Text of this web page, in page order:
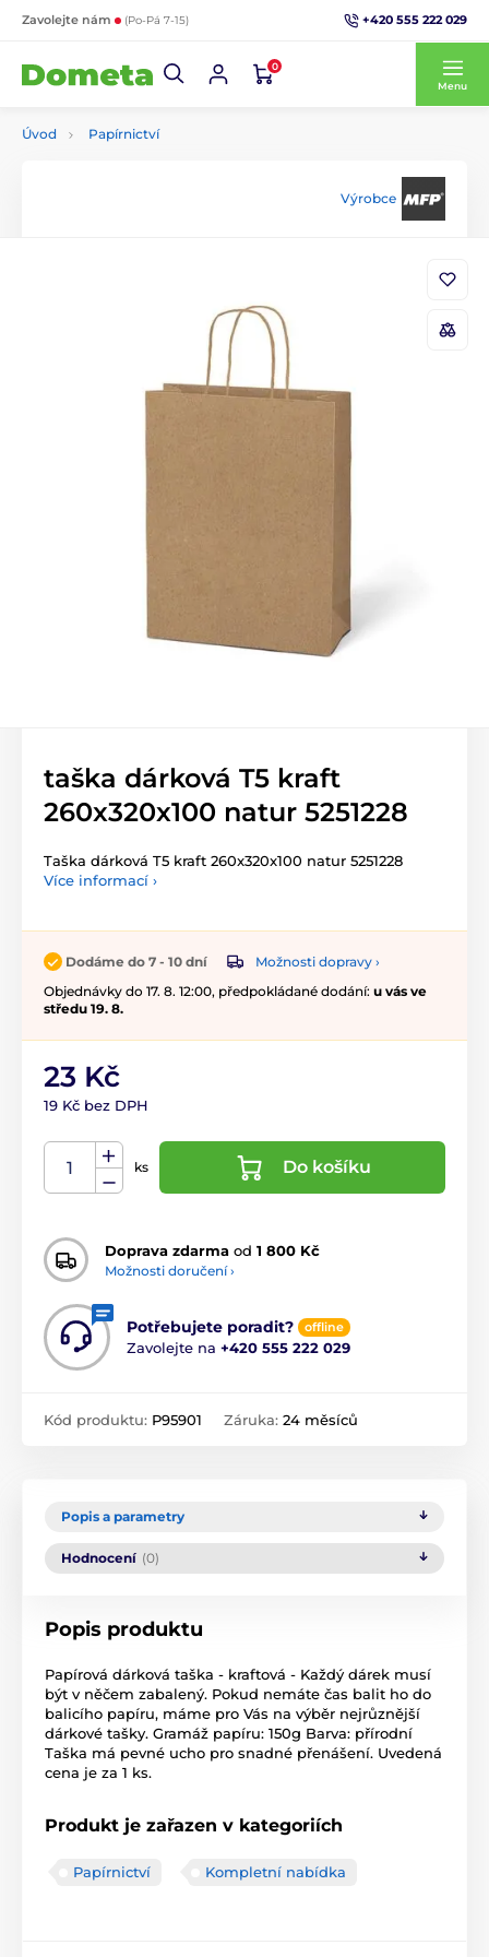
Zavolejte nám (Po-Pá 7-15) +420 555 222 029
0
Menu
Úvod Papírnictví
Výrobce
taška dárková T5 kraft
260x320x100 natur 5251228
Taška dárková T5 kraft 260x320x100 natur 5251228
Více informací ›
Dodáme do 7 - 10 dní
Možnosti dopravy ›
Objednávky do 17. 8. 12:00, předpokládané dodání: u vás ve
středu 19. 8.
23 Kč
19 Kč bez DPH
ks Do košíku
Doprava zdarma od 1 800 Kč
Možnosti doručení ›
Potřebujete poradit? offline
Zavolejte na +420 555 222 029
Kód produktu: P95901 Záruka: 24 měsíců
Popis a parametry
Hodnocení (0)
Popis produktu
Papírová dárková taška - kraftová - Každý dárek musí
být v něčem zabalený. Pokud nemáte čas balit ho do
balicího papíru, máme pro Vás na výběr nejrůznější
dárkové tašky. Gramáž papíru: 150g Barva: přírodní
Taška má pevné ucho pro snadné přenášení. Uvedená
cena je za 1 ks.
Produkt je zařazen v kategoriích
Papírnictví Kompletní nabídka